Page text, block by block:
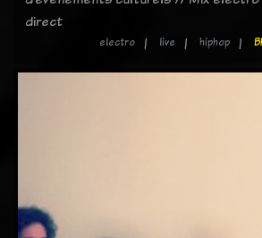
direct
electro live hiphop